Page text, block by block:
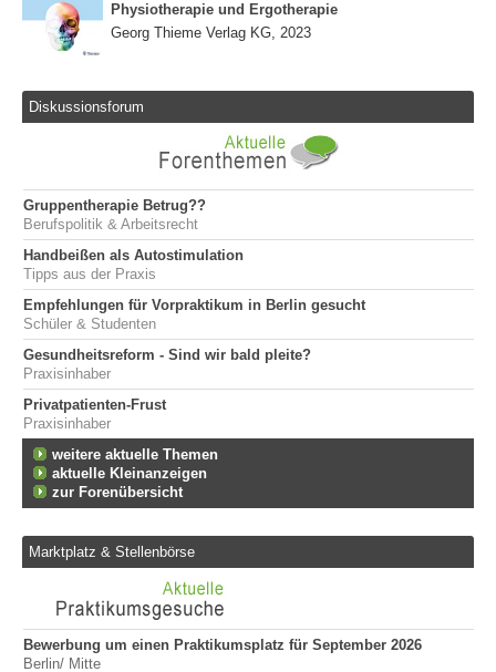
Physiotherapie und Ergotherapie
Georg Thieme Verlag KG, 2023
Diskussionsforum
Gruppentherapie Betrug??
Berufspolitik & Arbeitsrecht
Handbeißen als Autostimulation
Tipps aus der Praxis
Empfehlungen für Vorpraktikum in Berlin gesucht
Schüler & Studenten
Gesundheitsreform - Sind wir bald pleite?
Praxisinhaber
Privatpatienten-Frust
Praxisinhaber
weitere aktuelle Themen
aktuelle Kleinanzeigen
zur Forenübersicht
Marktplatz & Stellenbörse
Bewerbung um einen Praktikumsplatz für September 2026
Berlin/ Mitte